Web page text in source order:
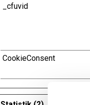
_cfuvid
CookieConsent